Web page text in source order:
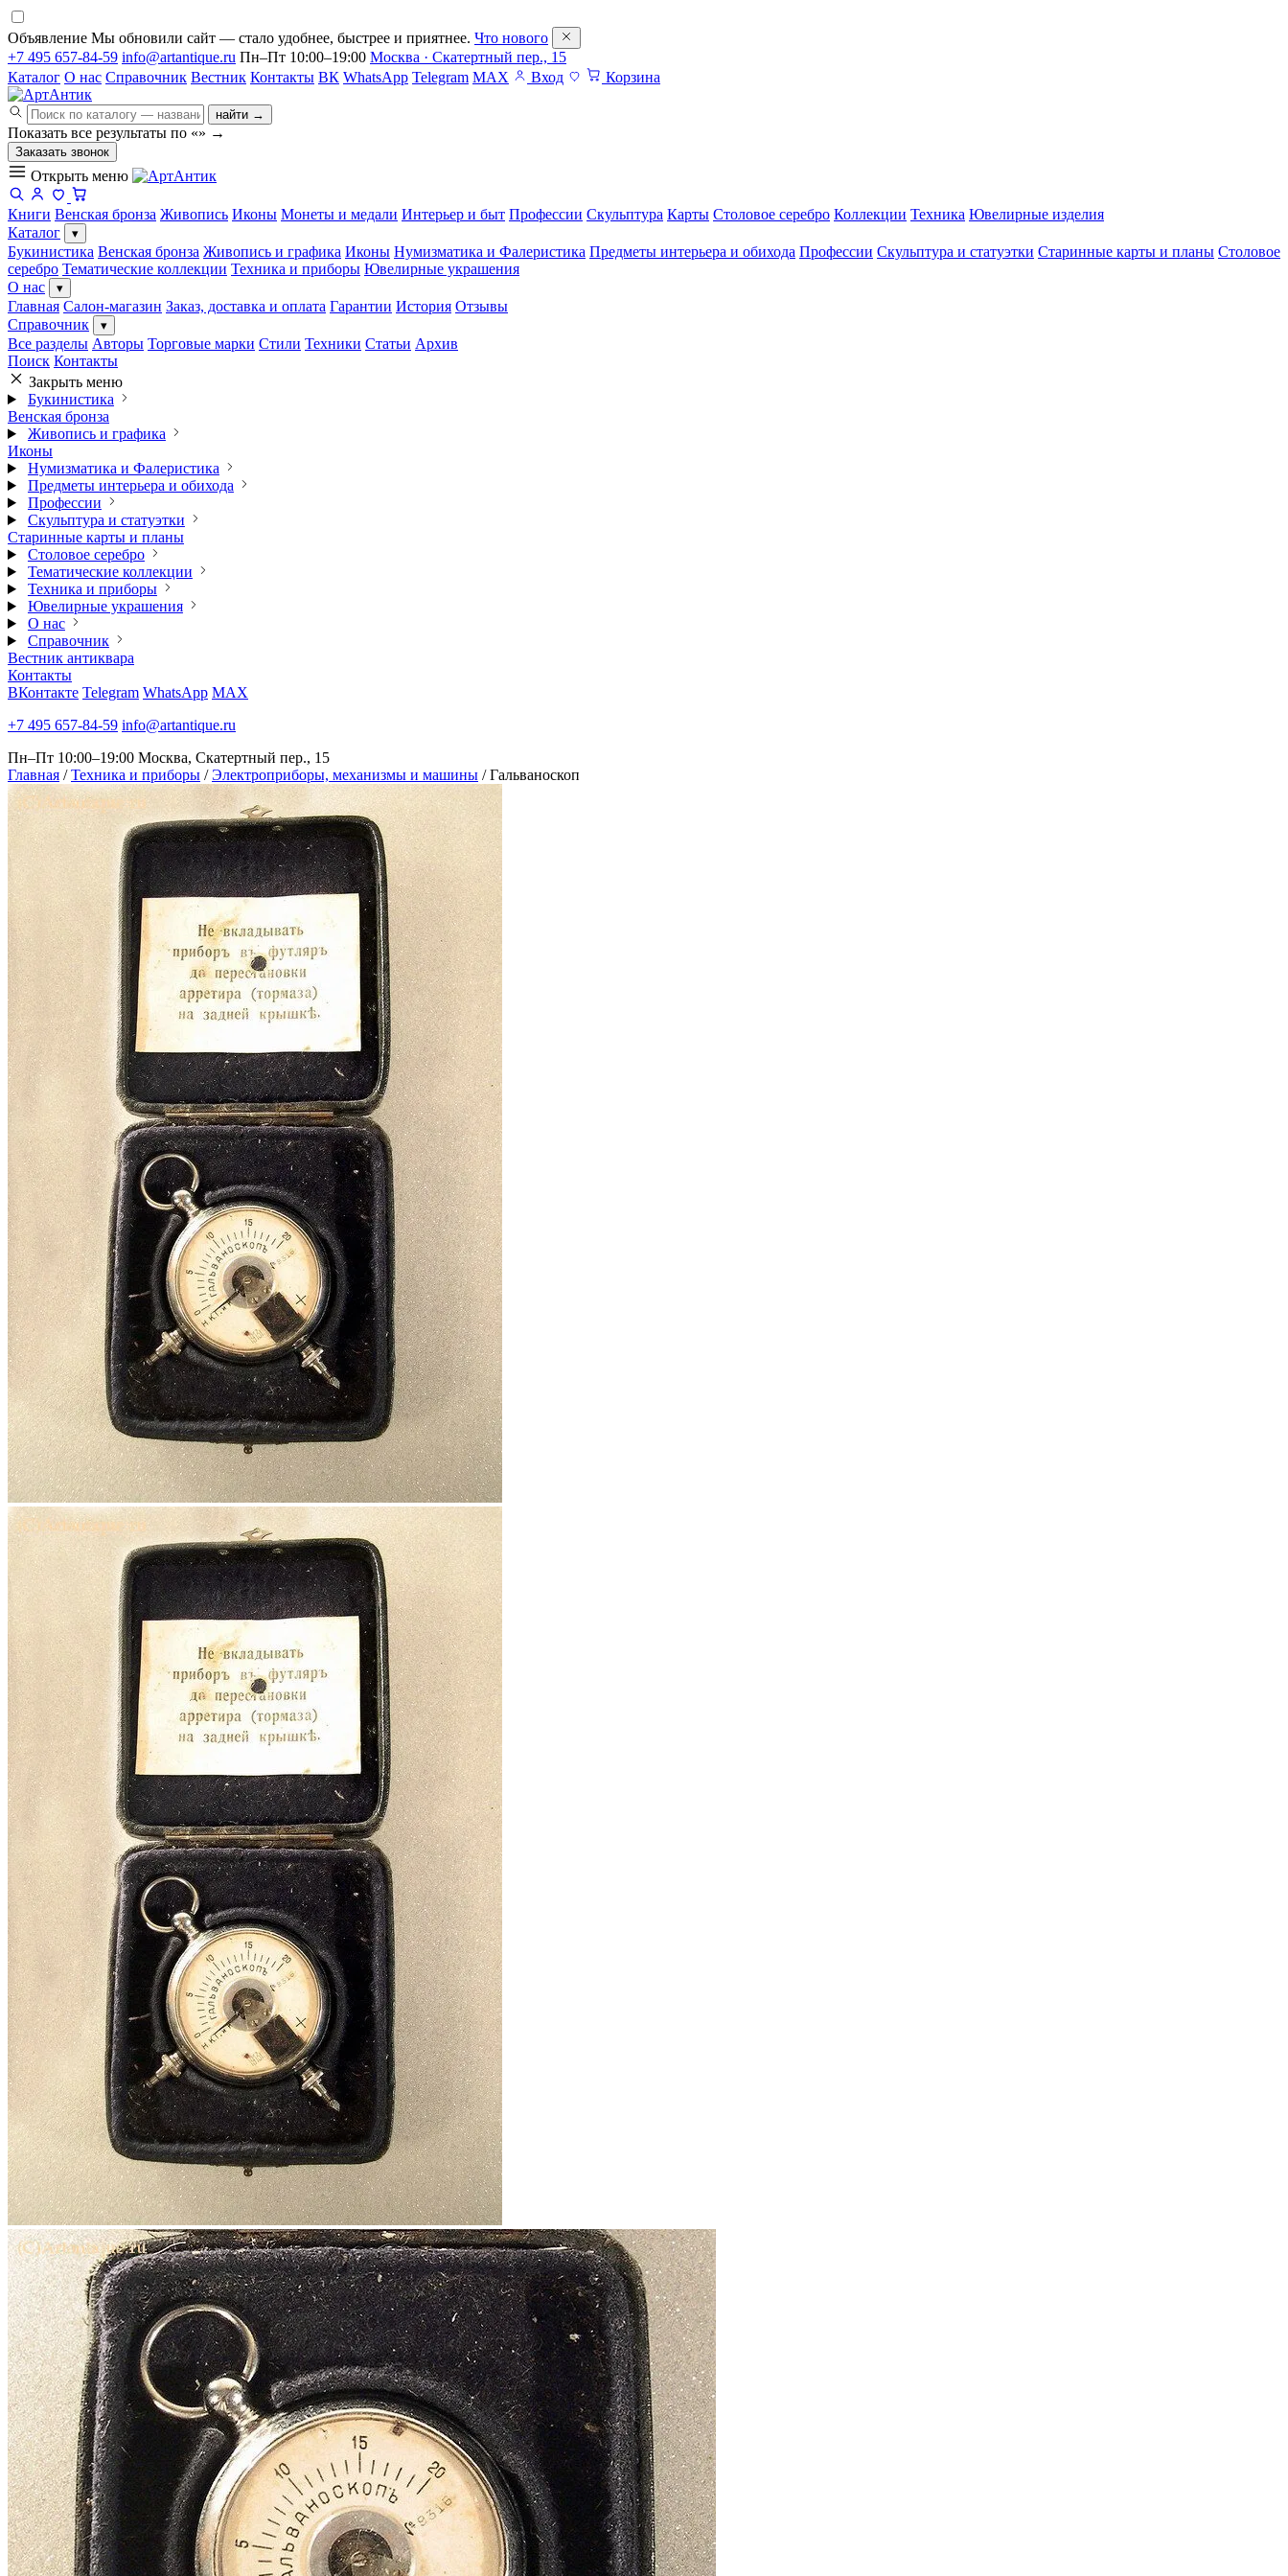
Объявление Мы обновили сайт — стало удобнее, быстрее и приятнее. Что нового
+7 495 657-84-59 info@artantique.ru Пн–Пт 10:00–19:00 Москва · Скатертный пер., 15
Каталог О нас Справочник Вестник Контакты ВК WhatsApp Telegram MAX Вход Корзина
найти →
Показать все результаты по «» →
Заказать звонок
Открыть меню
Книги Венская бронза Живопись Иконы Монеты и медали Интерьер и быт Профессии Скульптура Карты Столовое серебро Коллекции Техника Ювелирные изделия
Каталог
▾
Букинистика Венская бронза Живопись и графика Иконы Нумизматика и Фалеристика Предметы интерьера и обихода Профессии Скульптура и статуэтки Старинные карты и планы Столовое
серебро Тематические коллекции Техника и приборы Ювелирные украшения
О нас
▾
Главная Салон-магазин Заказ, доставка и оплата Гарантии История Отзывы
Справочник
▾
Все разделы Авторы Торговые марки Стили Техники Статьи Архив
Поиск Контакты
Закрыть меню
Букинистика
Венская бронза
Живопись и графика
Иконы
Нумизматика и Фалеристика
Предметы интерьера и обихода
Профессии
Скульптура и статуэтки
Старинные карты и планы
Столовое серебро
Тематические коллекции
Техника и приборы
Ювелирные украшения
О нас
Справочник
Вестник антиквара
Контакты
ВКонтакте Telegram WhatsApp MAX
+7 495 657-84-59 info@artantique.ru
Пн–Пт 10:00–19:00 Москва, Скатертный пер., 15
Главная / Техника и приборы / Электроприборы, механизмы и машины / Гальваноскоп